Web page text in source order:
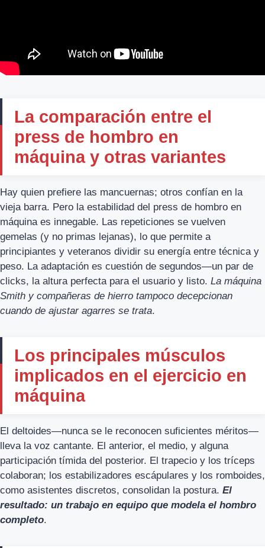
La comparación entre el
press de hombro en
máquina y otras variantes
Hay quien prefiere las mancuernas; otros confían en la
vieja barra. Pero la estabilidad del press de hombro en
máquina es innegable. Las repeticiones se vuelven
gemelas (y no primas lejanas), lo que permite a
principiantes y veteranos dividir su energía entre técnica y
peso. La adaptación es cuestión de segundos—un par de
clicks, la altura perfecta para el usuario y listo. La máquina
Smith y compañeras de hierro tampoco decepcionan
cuando de ajustar agarres se trata.
Los principales músculos
implicados en el ejercicio en
máquina
El deltoides—nunca se le reconocen suficientes méritos—
lleva la voz cantante. El anterior, el medio, y alguna
participación tímida del posterior. El trapecio y los tríceps
colaboran; los estabilizadores escápulares y los romboides,
como asistentes discretos, consolidan la postura. El
resultado: un trabajo en equipo que modela el hombro
completo.